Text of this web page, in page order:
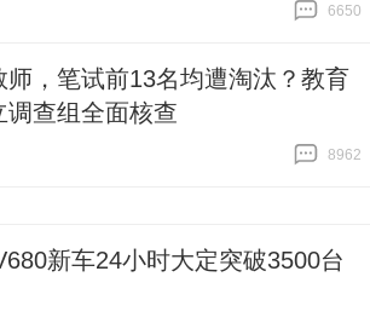
6650
，笔试前13名均遭淘汰？教育
调查组全面核查
8962
新车24小时大定突破3500台